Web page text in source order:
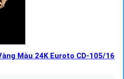
Màu 24K Euroto CD-105/16